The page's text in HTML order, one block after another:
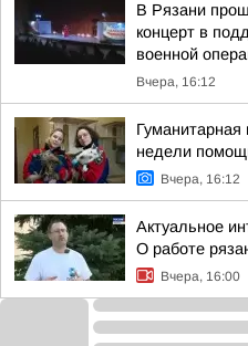
В Рязани
концерт в
военной
Вчера, 16:12
недели
Вчера, 16:12
Актуальное
О работе
Вчера, 16:00